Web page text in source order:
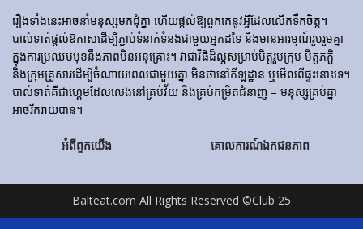
រឿងទាំងនេះអាចនាំមនុស្សមកជុំគ្នា ហើយផ្តល់ឱ្យពួកគេនូវអ្វីដែលលើកទឹកចិត្ត។
បាល់ទាត់ផ្តល់ឱកាសដើម្បីភ្ជាប់ទំនាក់ទំនងជាមួយអ្នកដទៃ និងមានអារម្មណ៍រួបរួមគ្នា
ក្នុងការប្រឈមមុខនឹងភាពមិនអនុគ្រោះ។ វាជាវិធីដ៏ល្អសម្រាប់មិត្តរួមក្រុម មិត្តភក្តិ
និងក្រុមគ្រួសារដើម្បីចំណាយពេលជាមួយគ្នា មិនថានៅកីឡដ្ឋាន ឬមើលពីផ្ទះនោះទេ។
បាល់ទាត់គឺជាហ្គេមដែលលេងនៅគ្រប់វ័យ និងគ្រប់កម្រិតជំនាញ – មនុស្សគ្រប់គ្នា
អាចរីករាយបាន។
អំពីពួកយើង គោលការណ៍ឯកជនភាព
Balteat.com All Rights Reserved ©Club 25